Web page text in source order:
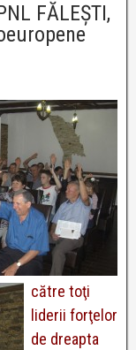
FĂLEȘTI,
către toţi
liderii forţelor
de dreapta